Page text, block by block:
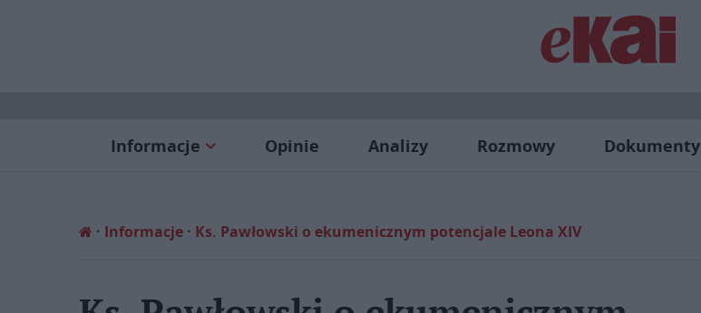
Informacje Opinie Analizy Rozmowy Dokumenty
Informacje Ks. Pawłowski o ekumenicznym potencjale Leona XIV